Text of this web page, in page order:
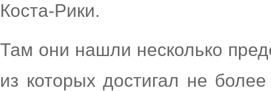
Коста-Рики.
Там они нашли несколько
из которых достигал не